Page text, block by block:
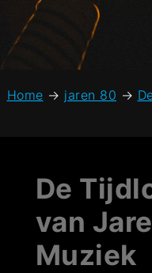
Home → jaren 80 →
De
van
Muziek